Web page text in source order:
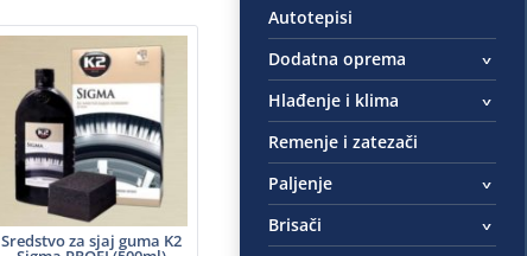
Autotepisi
Dodatna oprema
Hlađenje i klima
Remenje i zatezači
Paljenje
Brisači
Sredstvo za sjaj guma K2